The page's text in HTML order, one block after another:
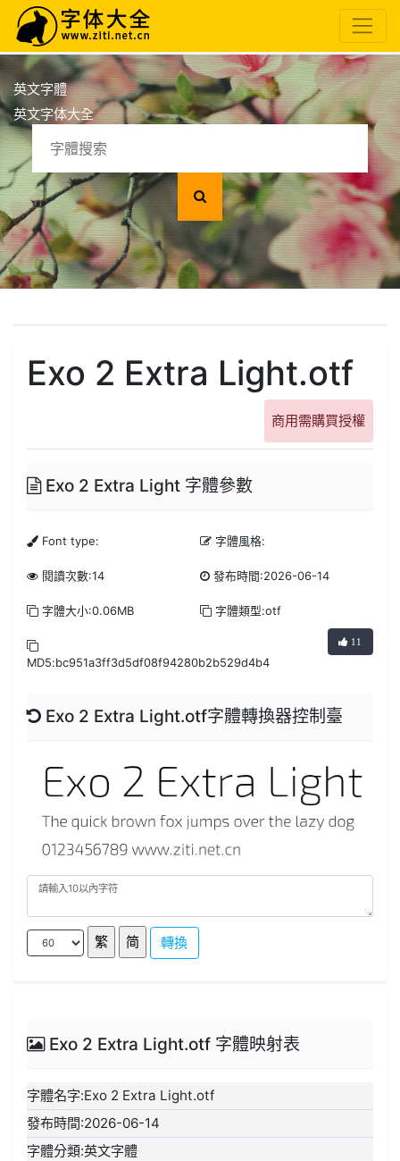
英文字體
英文字体大全
Exo 2 Extra Light.otf
商用需購買授權
Exo 2 Extra Light 字體參數
Font type: 字體風格:
閱讀次數:14 發布時間:2026-06-14
字體大小:0.06MB 字體類型:otf
MD5:bc951a3ff3d5df08f94280b2b529d4b4
11
Exo 2 Extra Light.otf字體轉換器控制臺
轉換
Exo 2 Extra Light.otf 字體映射表
字體名字:Exo 2 Extra Light.otf
發布時間:2026-06-14
字體分類:英文字體